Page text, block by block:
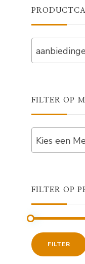
aanbiedingen, buiten,
FILTER OP
Kies een
FILTER OP
FILTER